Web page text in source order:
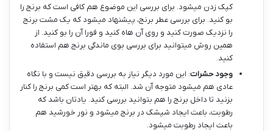
کپک زدن میشود. برای بررسی این موضوع هم کافی است که برنج را
بو کنید. برای بررسی عطر برنج، پیشنهاد میشود که یک مشت برنج
را نزدیک صورت کنید و روی آن هاه کنید و فورا آن را بو کنید. از
همین روش میتوانید برای بررسی بوی ماندگی برنج هم استفاده
کنید.
وجود حشرات: این مورد دیگر نیاز به بررسی دقیق نیست و با نگاه
عادی هم میشود متوجه آن شد. البته که بهتر است کمی برنج را کنار
بزنید تا داخل برنج را هم بتوانید بررسی کنید. یادتان باشد که
رطوبت، باعث ایجاد شپشک در برنج میشود و نور خورشید هم
باعث ایجاد رطوبت میشود.